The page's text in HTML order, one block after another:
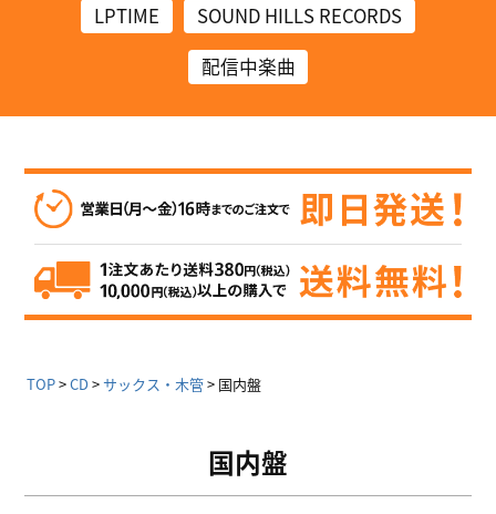
LPTIME
SOUND HILLS RECORDS
配信中楽曲
TOP CD サックス・木管 国内盤
国内盤